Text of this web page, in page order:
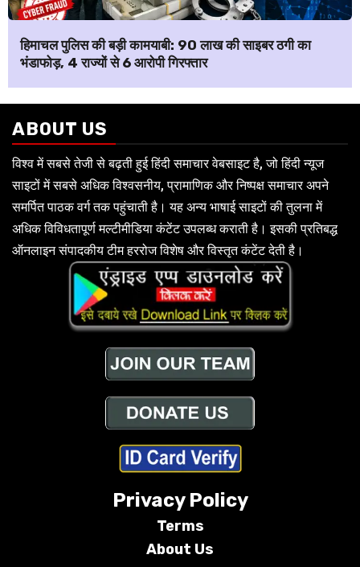
हिमाचल पुलिस की बड़ी कामयाबी: ₹90 लाख की साइबर ठगी का
भंडाफोड़, 4 राज्यों से 6 आरोपी गिरफ्तार
ABOUT US
विश्व में सबसे तेजी से बढ़ती हुई हिंदी समाचार वेबसाइट है, जो हिंदी न्यूज
साइटों में सबसे अधिक विश्वसनीय, प्रामाणिक और निष्पक्ष समाचार अपने
समर्पित पाठक वर्ग तक पहुंचाती है। यह अन्य भाषाई साइटों की तुलना में
अधिक विविधतापूर्ण मल्टीमीडिया कंटेंट उपलब्ध कराती है। इसकी प्रतिबद्ध
ऑनलाइन संपादकीय टीम हररोज विशेष और विस्तृत कंटेंट देती है।
Privacy Policy
Terms
About Us